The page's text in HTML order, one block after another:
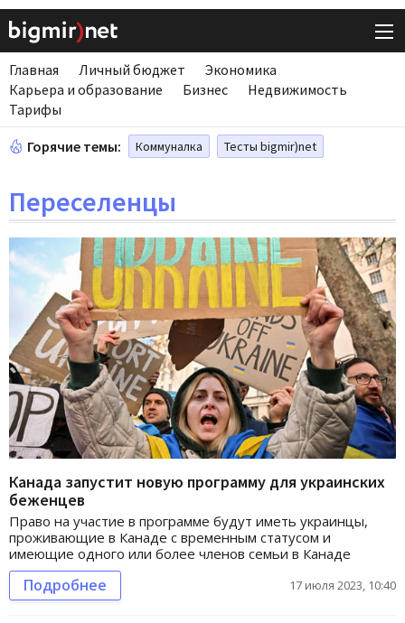
Главная Личный бюджет
Экономика
Карьера и образование
Бизнес
Недвижимость
Тарифы
Горячие темы: Коммуналка Тесты bigmir)net
Переселенцы
Канада запустит новую программу для украинских
беженцев
Право на участие в программе будут иметь украинцы,
проживающие в Канаде с временным статусом и
имеющие одного или более членов семьи в Канаде
Подробнее 17 июля 2023, 10:40